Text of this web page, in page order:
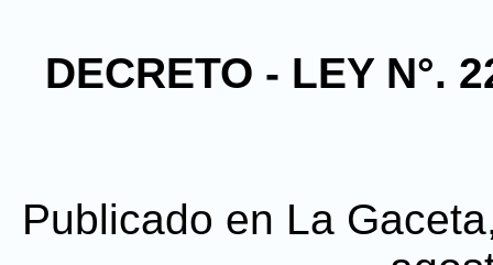
DECRETO - LEY N°.
Publicado en La